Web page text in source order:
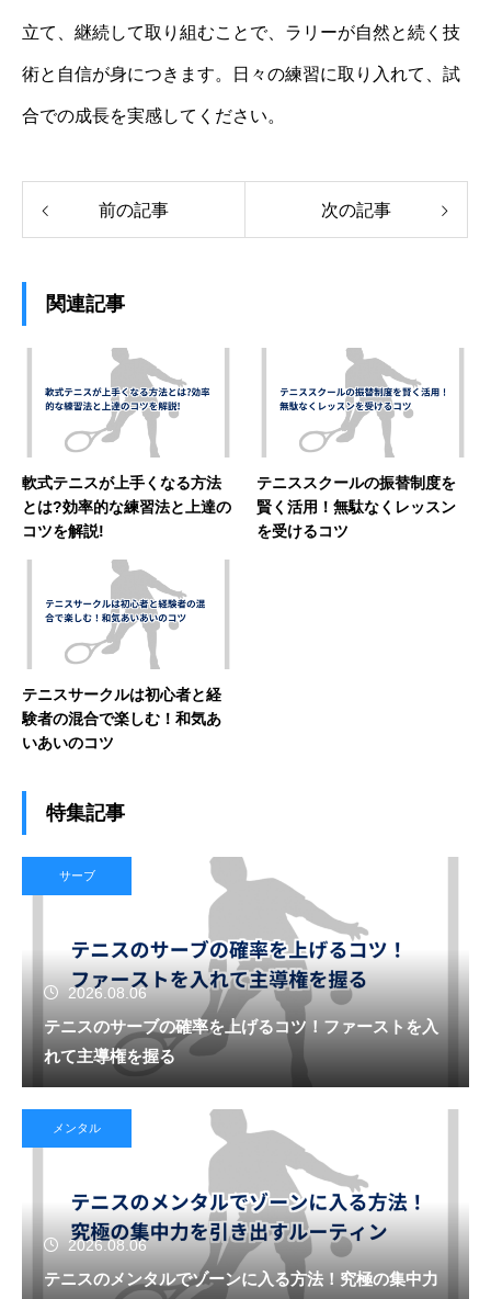
立て、継続して取り組むことで、ラリーが自然と続く技
術と自信が身につきます。日々の練習に取り入れて、試
合での成長を実感してください。
前の記事 次の記事
関連記事
軟式テニスが上手くなる方法
とは?効率的な練習法と上達の
コツを解説!
テニススクールの振替制度を
賢く活用！無駄なくレッスン
を受けるコツ
テニスサークルは初心者と経
験者の混合で楽しむ！和気あ
いあいのコツ
特集記事
サーブ
2026.08.06
テニスのサーブの確率を上げるコツ！ファーストを入
れて主導権を握る
メンタル
2026.08.06
テニスのメンタルでゾーンに入る方法！究極の集中力